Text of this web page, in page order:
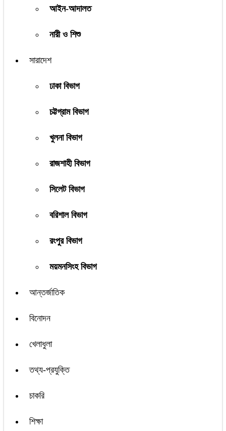
আইন-আদালত
নারী ও শিশু
সারাদেশ
ঢাকা বিভাগ
চট্টগ্রাম বিভাগ
খুলনা বিভাগ
রাজশাহী বিভাগ
সিলেট বিভাগ
বরিশাল বিভাগ
রংপুর বিভাগ
ময়মনসিংহ বিভাগ
আন্তর্জাতিক
বিনোদন
খেলাধুলা
তথ্য-প্রযুক্তি
চাকরি
শিক্ষা